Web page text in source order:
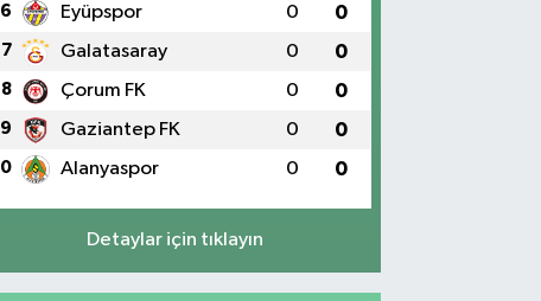
6 Eyüpspor 0 0
7 Galatasaray 0 0
8 Çorum FK 0 0
9 Gaziantep FK 0 0
Alanyaspor 0 0
Detaylar için tıklayın